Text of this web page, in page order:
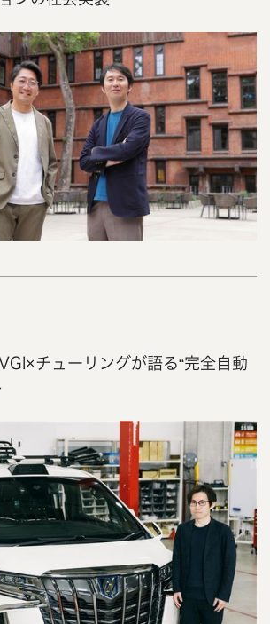
チューリングが語る“完全自動